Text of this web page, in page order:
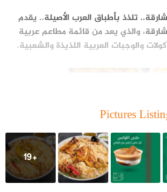
تلذذ بأطباق العرب الأصيلة.. يقدم
، والذي يعد من قائمة مطاعم عربية
والوجبات العربية اللذيذة والشعبية.
Pictures
+19